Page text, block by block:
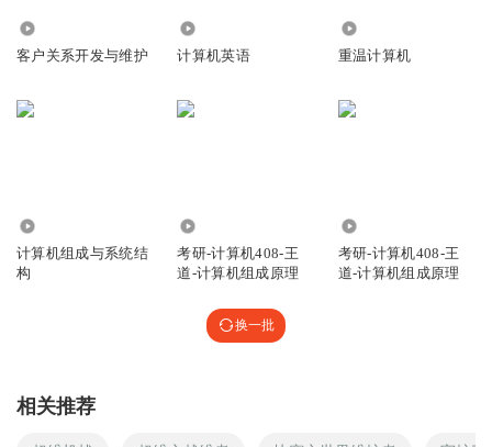
客户关系开发与维护 计算机英语 重温计算机
计算机组成与系统结
构
考研-计算机408-王
道-计算机组成原理
考研-计算机408-王
道-计算机组成原理
换一批
相关推荐